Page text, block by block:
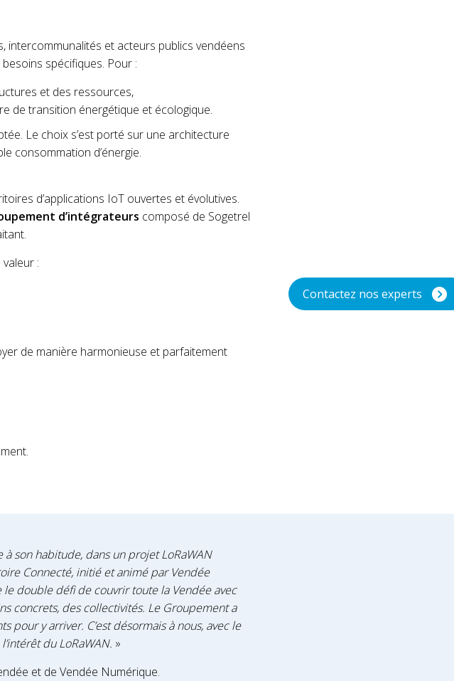
intercommunalités et acteurs publics vendéens
spécifiques. Pour :
et des ressources,
de transition énergétique et écologique.
Le choix s’est porté sur une architecture
consommation d’énergie.
d’applications IoT ouvertes et évolutives.
d’intégrateurs composé de Sogetrel
:
de manière harmonieuse et parfaitement
son habitude, dans un projet LoRaWAN
Connecté, initié et animé par Vendée
double défi de couvrir toute la Vendée avec
concrets, des collectivités. Le Groupement a
y arriver. C’est désormais à nous, avec le
du LoRaWAN. »
et de Vendée Numérique.
Contactez nos experts